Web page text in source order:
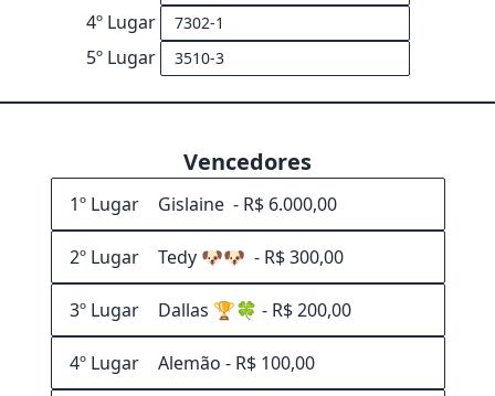
4º Lugar
5º Lugar
Vencedores
1º Lugar
2º Lugar
3º Lugar
4º Lugar